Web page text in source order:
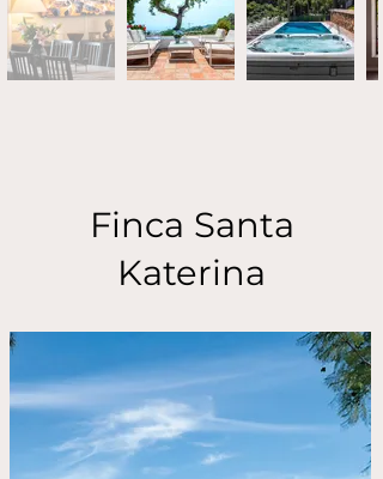
Finca Santa
Katerina